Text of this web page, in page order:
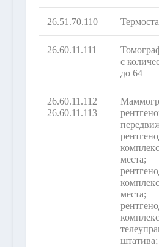
26.51.70.110
26.60.11.111
с
до 64
26.60.11.112
26.60.11.113
места;
места;